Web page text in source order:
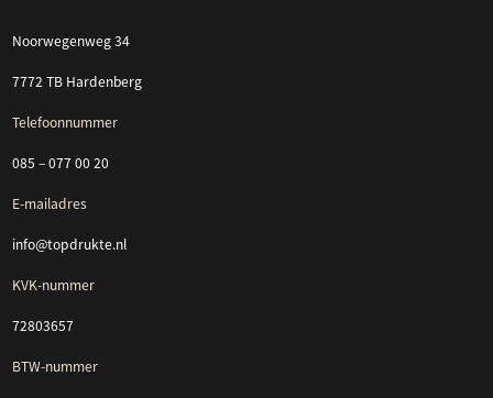
Noorwegenweg 34
7772 TB Hardenberg
Telefoonnummer
085 – 077 00 20
E-mailadres
info@topdrukte.nl
KVK-nummer
72803657
BTW-nummer